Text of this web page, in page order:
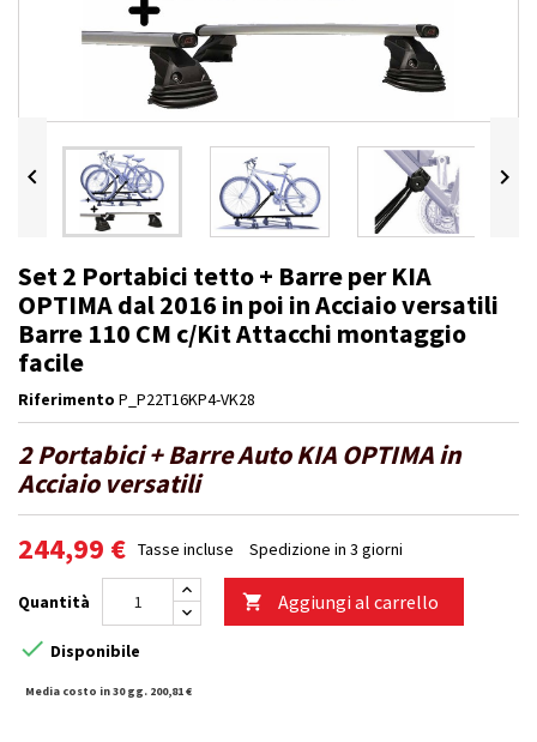
 
Set 2 Portabici tetto + Barre per KIA
OPTIMA dal 2016 in poi in Acciaio versatili
Barre 110 CM c/Kit Attacchi montaggio
facile
Riferimento P_P22T16KP4-VK28
2 Portabici + Barre Auto KIA OPTIMA in
Acciaio versatili
244,99 € Tasse incluse Spedizione in 3 giorni
Quantità  Aggiungi al carrello
 Disponibile
Media costo in 30 gg. 200,81 €